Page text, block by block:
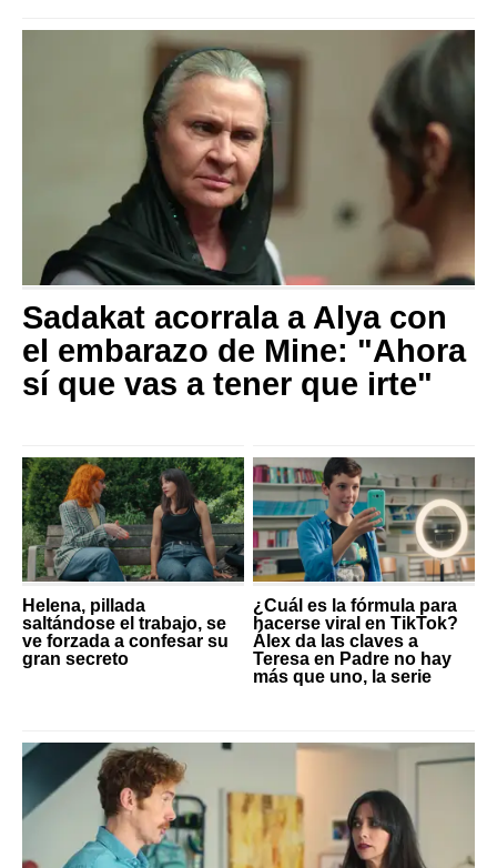
Sadakat acorrala a Alya con
el embarazo de Mine: "Ahora
sí que vas a tener que irte"
Helena, pillada
saltándose el trabajo, se
ve forzada a confesar su
gran secreto
¿Cuál es la fórmula para
hacerse viral en TikTok?
Álex da las claves a
Teresa en Padre no hay
más que uno, la serie